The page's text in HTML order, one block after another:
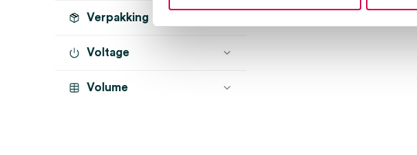
Verpakking
individueel verpakt
Voltage
Volume